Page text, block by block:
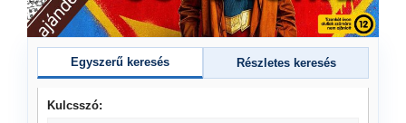
Egyszerű keresés Részletes keresés
Kulcsszó: